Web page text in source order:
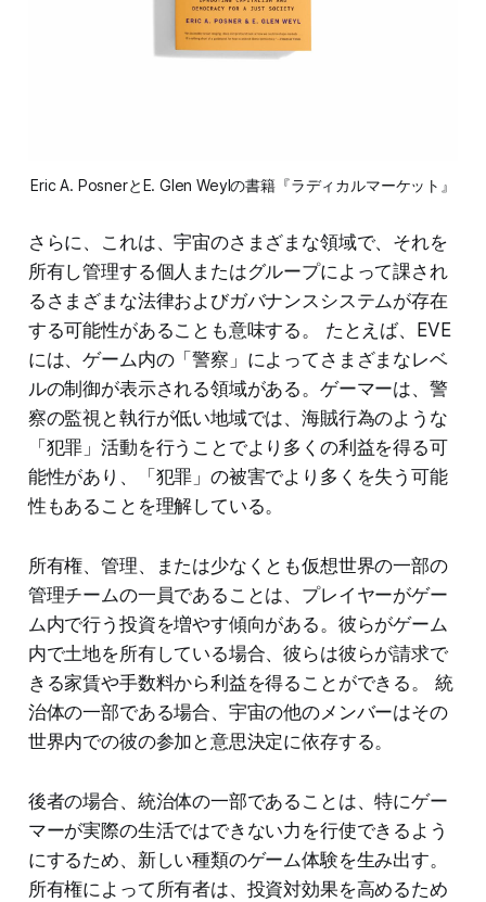
Eric A. PosnerとE. Glen Weylの書籍『ラディカルマーケット』
さらに、これは、宇宙のさまざまな領域で、それを
所有し管理する個人またはグループによって課され
るさまざまな法律およびガバナンスシステムが存在
する可能性があることも意味する。 たとえば、EVE
には、ゲーム内の「警察」によってさまざまなレベ
ルの制御が表示される領域がある。ゲーマーは、警
察の監視と執行が低い地域では、海賊行為のような
「犯罪」活動を行うことでより多くの利益を得る可
能性があり、「犯罪」の被害でより多くを失う可能
性もあることを理解している。
所有権、管理、または少なくとも仮想世界の一部の
管理チームの一員であることは、プレイヤーがゲー
ム内で行う投資を増やす傾向がある。彼らがゲーム
内で土地を所有している場合、彼らは彼らが請求で
きる家賃や手数料から利益を得ることができる。 統
治体の一部である場合、宇宙の他のメンバーはその
世界内での彼の参加と意思決定に依存する。
後者の場合、統治体の一部であることは、特にゲー
マーが実際の生活ではできない力を行使できるよう
にするため、新しい種類のゲーム体験を生み出す。
所有権によって所有者は、投資対効果を高めるため